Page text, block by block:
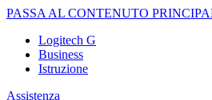
PASSA AL CONTENUTO
Logitech G
Business
Istruzione
Assistenza